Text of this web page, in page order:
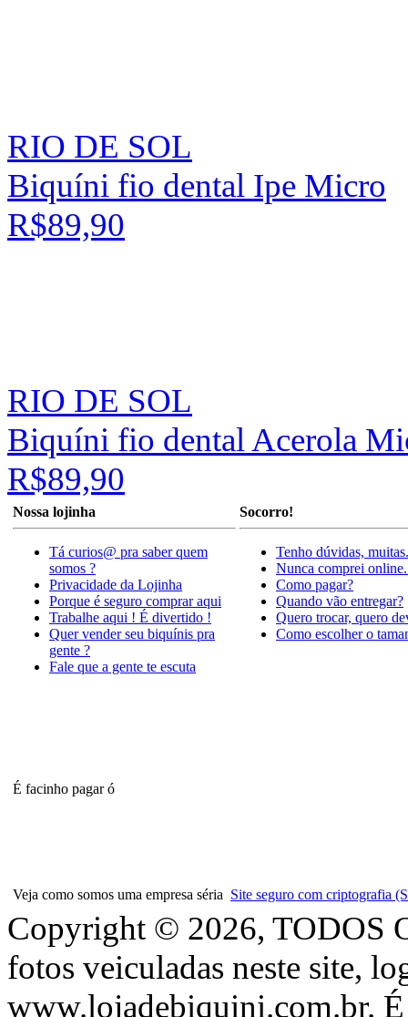
RIO DE SOL
Biquíni fio dental Ipe Micro
R$89,90
RIO DE SOL
Biquíni fio dental Acerola
R$89,90
Nossa lojinha
Tá curios@ pra saber quem
somos ?
Privacidade da Lojinha
Porque é seguro comprar aqui
Trabalhe aqui ! É divertido !
Quer vender seu biquínis pra
gente ?
Fale que a gente te escuta
Socorro!
Tenho dúvidas, muitas.
Nunca comprei online.
Como pagar?
Quando vão entregar?
Quero trocar, quero
Como escolher o
É facinho pagar ó
Veja como somos uma empresa séria Site seguro com criptografia
Copyright © 2026, TODOS
fotos veiculadas neste site,
www.lojadebiquini.com.br. É